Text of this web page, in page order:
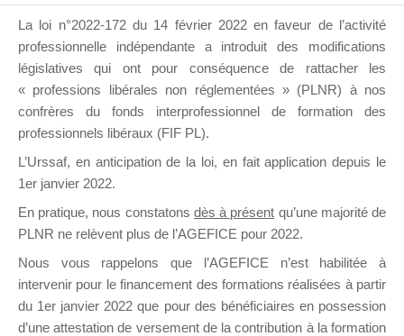
DU
DIRIGEANT
il y a un mois
La loi n°2022-172 du 14 février 2022 en faveur de l’activité
professionnelle indépendante a introduit des modifications
législatives qui ont pour conséquence de rattacher les
« professions libérales non réglementées » (PLNR) à nos
confrères du fonds interprofessionnel de formation des
professionnels libéraux (FIF PL).
L’Urssaf, en anticipation de la loi, en fait application depuis le
1er janvier 2022.
En pratique, nous constatons dès à présent qu’une majorité de
PLNR ne relèvent plus de l’AGEFICE pour 2022.
Nous vous rappelons que l’AGEFICE n’est habilitée à
intervenir pour le financement des formations réalisées à partir
du 1er janvier 2022 que pour des bénéficiaires en possession
d’une attestation de versement de la contribution à la formation